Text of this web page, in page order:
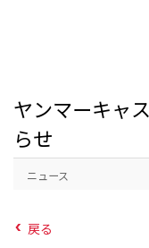
ヤンマーキャ
らせ
ニュース
戻る